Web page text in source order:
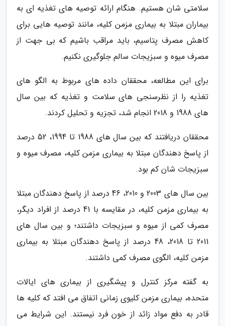
سلامتی شان هستیم. هنگام ارائه توصیه های تغذیه ای به
بیماران مبتلا به بیماری مزمن کلیه، مانند توصیه هایی برای
کاهش مصرف پتاسیم، باید مراقب باشیم که بی جهت از
مصرف میوه و سبزیجات سالم جلوگیری نکنیم.
برای این مطالعه، محققان داده های مربوط به الگو های
تغذیه را از نظرسنجی های سلامت و تغذیه که بین سال
های 1988 و 2018 انجام شد، تجزیه و تحلیل کردند.
محققان دریافتند که بین سال های 1988 تا 1994، 52 درصد
از پاسخ دهندگان مبتلا به بیماری مزمن کلیه، مصرف میوه و
سبزیجات شان کم بود.
بین سال های 2003 و 2010، 46 درصد از پاسخ دهندگان مبتلا
به بیماری مزمن کلیه، در مقایسه با 41 درصد از افراد دیگر،
مصرف کمی از میوه و سبزیجات داشتند؛ و بین سال های
2011 تا 2018، 48 درصد از پاسخ دهندگان مبتلا به بیماری
مزمن کلیه، الگوی مصرف کمی داشتند.
به گفته مرکز کنترل و پیشگیری از بیماری های ایالات
متحده، بیماری مزمن کلیوی زمانی اتفاق می افتد که کلیه ها
قادر به دفع مواد زائد از خون فرد نیستند. این شرایط می